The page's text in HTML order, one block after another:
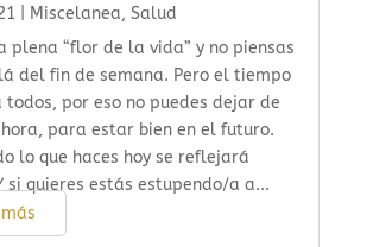
Miscelanea, Salud
plena “flor de la vida” y no piensas
del fin de semana. Pero el tiempo
por eso no puedes dejar de
para estar bien en el futuro.
lo que haces hoy se reflejará
si quieres estás estupendo/a a...